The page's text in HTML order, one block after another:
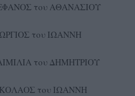
του ΑΘΑΝΑΣΙΟΥ
του ΙΩΑΝΝΗ
του ΔΗΜΗΤΡΙΟΥ
του ΙΩΑΝΝΗ